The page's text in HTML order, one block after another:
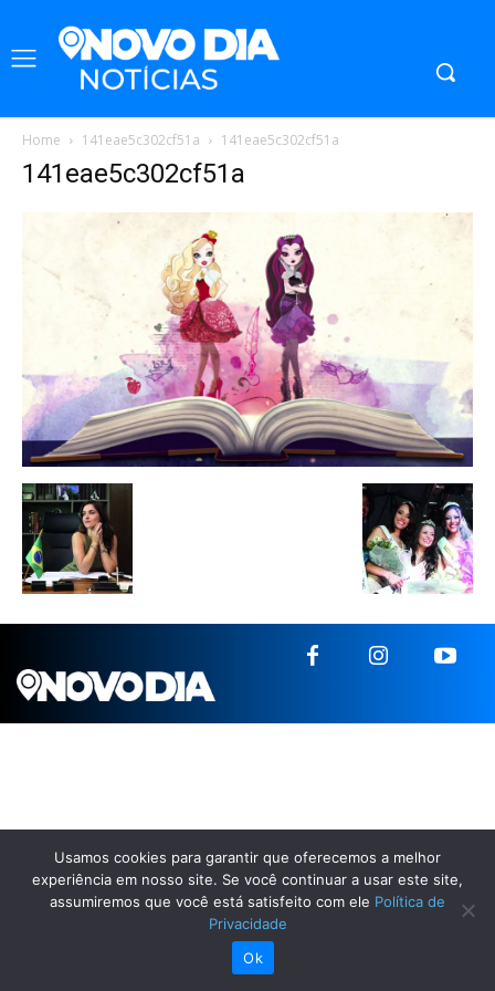
Home 141eae5c302cf51a 141eae5c302cf51a
141eae5c302cf51a
Usamos cookies para garantir que oferecemos a melhor
experiência em nosso site. Se você continuar a usar este site,
assumiremos que você está satisfeito com ele Política de
Privacidade
Ok